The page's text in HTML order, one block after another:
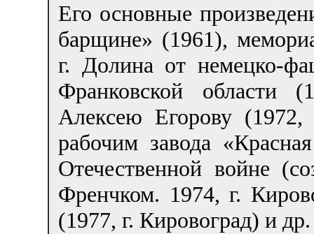
Его основные
барщине» (1961),
г. Долина от немецко-
Франковской области
Алексею Егорову
рабочим завода
Отечественной войне
Френчком. 1974, г.
(1977, г. Кировоград) и др.